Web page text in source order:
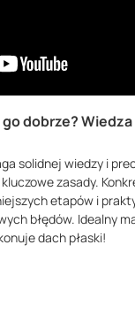
dobrze?
solidnej wiedzy i
zasady.
etapów i
błędów. Idealny
dach płaski!